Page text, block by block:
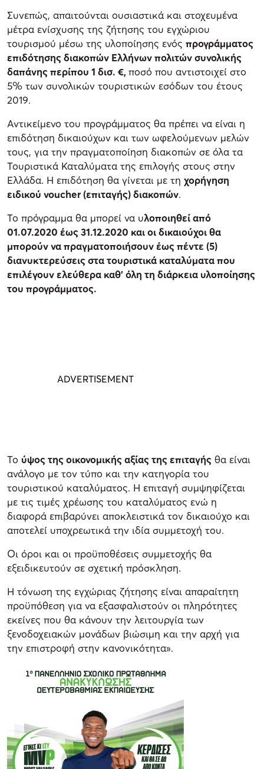
Συνεπώς, απαιτούνται ουσιαστικά και στοχευμένα
μέτρα ενίσχυσης της ζήτησης του εγχώριου
τουρισμού μέσω της υλοποίησης ενός προγράμματος
επιδότησης διακοπών Ελλήνων πολιτών συνολικής
δαπάνης περίπου 1 δισ. €, ποσό που αντιστοιχεί στο
5% των συνολικών τουριστικών εσόδων του έτους
2019.
Αντικείμενο του προγράμματος θα πρέπει να είναι η
επιδότηση δικαιούχων και των ωφελούμενων μελών
τους, για την πραγματοποίηση διακοπών σε όλα τα
Τουριστικά Καταλύματα της επιλογής στους στην
Ελλάδα. Η επιδότηση θα γίνεται με τη χορήγηση
ειδικού voucher (επιταγής) διακοπών.
Το πρόγραμμα θα μπορεί να υλοποιηθεί από
01.07.2020 έως 31.12.2020 και οι δικαιούχοι θα
μπορούν να πραγματοποιήσουν έως πέντε (5)
διανυκτερεύσεις στα τουριστικά καταλύματα που
επιλέγουν ελεύθερα καθ’ όλη τη διάρκεια υλοποίησης
του προγράμματος.
Το ύψος της οικονομικής αξίας της επιταγής θα είναι
ανάλογο με τον τύπο και την κατηγορία του
τουριστικού καταλύματος. Η επιταγή συμψηφίζεται
με τις τιμές χρέωσης του καταλύματος ενώ η
διαφορά επιβαρύνει αποκλειστικά τον δικαιούχο και
αποτελεί υποχρεωτικά την ιδία συμμετοχή του.
Οι όροι και οι προϋποθέσεις συμμετοχής θα
εξειδικευτούν σε σχετική πρόσκληση.
Η τόνωση της εγχώριας ζήτησης είναι απαραίτητη
προϋπόθεση για να εξασφαλιστούν οι πληρότητες
εκείνες που θα κάνουν την λειτουργία των
ξενοδοχειακών μονάδων βιώσιμη και την αρχή για
την επιστροφή στην κανονικότητα».